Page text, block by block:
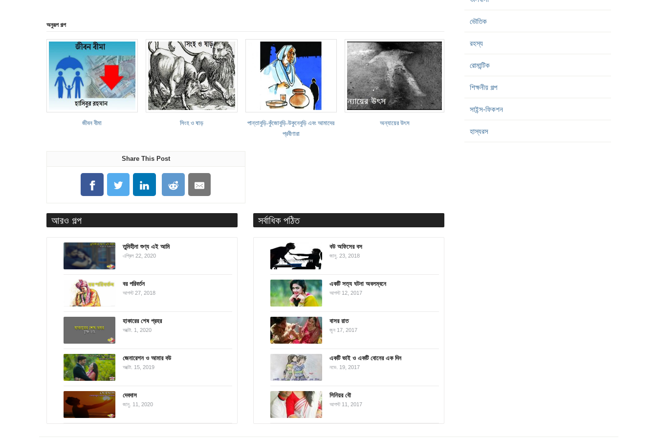
অনুরূপ গল্প
জীবন বীমা সিংহ ও ষাড়
পান্তাবুড়ি-কুঁজোবুড়ি-উকুনেবুড়ি এবং আমাদের
প্রবীণারা
অন্যায়ের উৎস
Share This Post
আরও গল্প
তুমিহীনা শুণ্য এই আমি
এপ্রিল 22, 2020
বর পরিবর্তন
আগস্ট 27, 2018
হাকারের শেষ প্রহর
অক্টো. 1, 2020
জেনারেশন ও আমার বউ
অক্টো. 15, 2019
দেবদাস
জানু. 11, 2020
সর্বাধিক পঠিত
বউ অফিসের বস
জানু. 23, 2018
একটি সত্য ঘটনা অবলম্বনে
আগস্ট 12, 2017
বাসর রাত
জুন 17, 2017
একটি ভাই ও একটি বোনের এক দিন
নভে. 19, 2017
সিনিয়র বৌ
আগস্ট 11, 2017
ভৌতিক
রহস্য
রোমান্টিক
শিক্ষনীয় গল্প
সাইন্স-ফিকশন
হাস্যরস